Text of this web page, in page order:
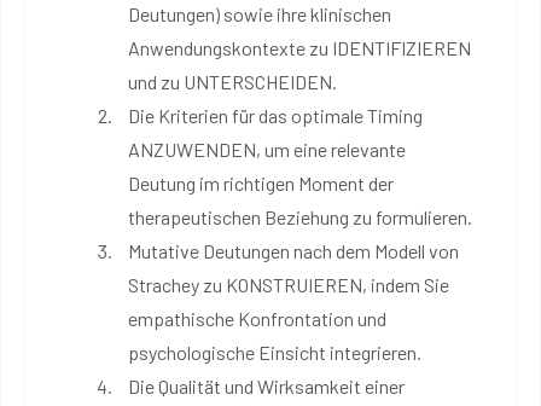
Deutungen) sowie ihre klinischen
Anwendungskontexte zu IDENTIFIZIEREN
und zu UNTERSCHEIDEN.
Die Kriterien für das optimale Timing
ANZUWENDEN, um eine relevante
Deutung im richtigen Moment der
therapeutischen Beziehung zu formulieren.
Mutative Deutungen nach dem Modell von
Strachey zu KONSTRUIEREN, indem Sie
empathische Konfrontation und
psychologische Einsicht integrieren.
Die Qualität und Wirksamkeit einer